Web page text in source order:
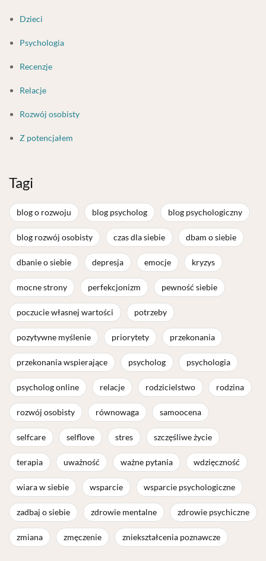
Dzieci
Psychologia
Recenzje
Relacje
Rozwój osobisty
Z potencjałem
Tagi
blog o rozwoju blog psycholog blog psychologiczny
blog rozwój osobisty czas dla siebie dbam o siebie
dbanie o siebie depresja emocje kryzys
mocne strony perfekcjonizm pewność siebie
poczucie własnej wartości potrzeby
pozytywne myślenie priorytety przekonania
przekonania wspierające psycholog psychologia
psycholog online relacje rodzicielstwo rodzina
rozwój osobisty równowaga samoocena
selfcare selflove stres szczęśliwe życie
terapia uważność ważne pytania wdzięczność
wiara w siebie wsparcie wsparcie psychologiczne
zadbaj o siebie zdrowie mentalne zdrowie psychiczne
zmiana zmęczenie zniekształcenia poznawcze